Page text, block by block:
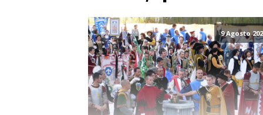
9 Agosto